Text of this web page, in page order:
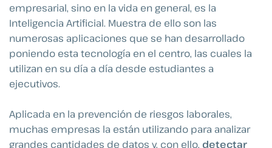
empresarial, sino en la vida en general, es la
Inteligencia Artificial. Muestra de ello son las
numerosas aplicaciones que se han desarrollado
poniendo esta tecnología en el centro, las cuales la
utilizan en su día a día desde estudiantes a
ejecutivos.
Aplicada en la prevención de riesgos laborales,
muchas empresas la están utilizando para analizar
grandes cantidades de datos y, con ello, detectar